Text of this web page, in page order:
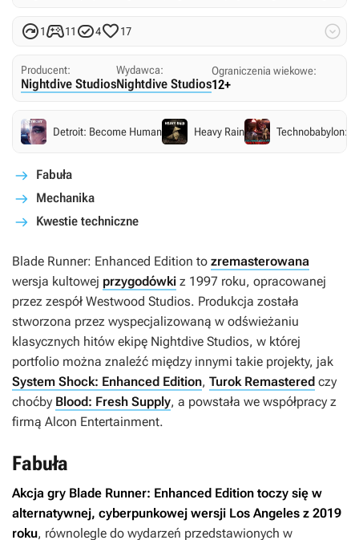
111 417 
Producent:
Nightdive Studios
Wydawca:
Nightdive Studios
Ograniczenia wiekowe:
12+
Detroit: Become Human Heavy Rain Technobabylon:
Fabuła
Mechanika
Kwestie techniczne
Blade Runner: Enhanced Edition to zremasterowana
wersja kultowej przygodówki z 1997 roku, opracowanej
przez zespół Westwood Studios. Produkcja została
stworzona przez wyspecjalizowaną w odświeżaniu
klasycznych hitów ekipę Nightdive Studios, w której
portfolio można znaleźć między innymi takie projekty, jak
System Shock: Enhanced Edition, Turok Remastered czy
choćby Blood: Fresh Supply, a powstała we współpracy z
firmą Alcon Entertainment.
Fabuła
Akcja gry Blade Runner: Enhanced Edition toczy się w
alternatywnej, cyberpunkowej wersji Los Angeles z 2019
roku, równolegle do wydarzeń przedstawionych w